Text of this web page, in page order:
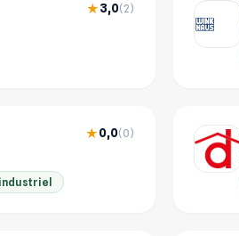
★3,0(2)
★0,0(0)